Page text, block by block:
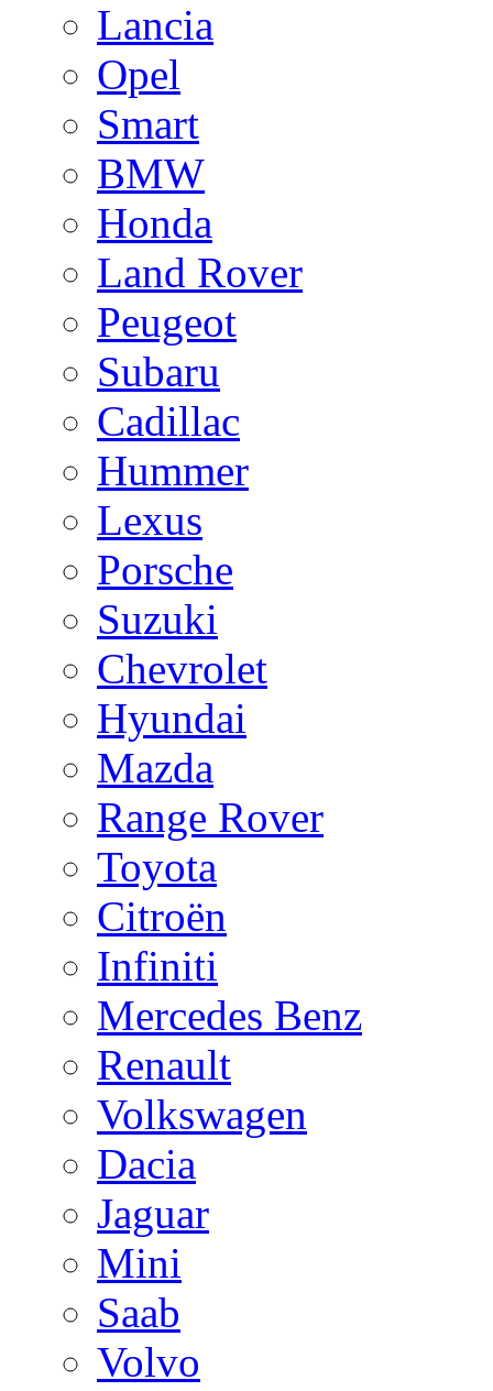
Lancia
Opel
Smart
BMW
Honda
Land Rover
Peugeot
Subaru
Cadillac
Hummer
Lexus
Porsche
Suzuki
Chevrolet
Hyundai
Mazda
Range Rover
Toyota
Citroën
Infiniti
Mercedes Benz
Renault
Volkswagen
Dacia
Jaguar
Mini
Saab
Volvo